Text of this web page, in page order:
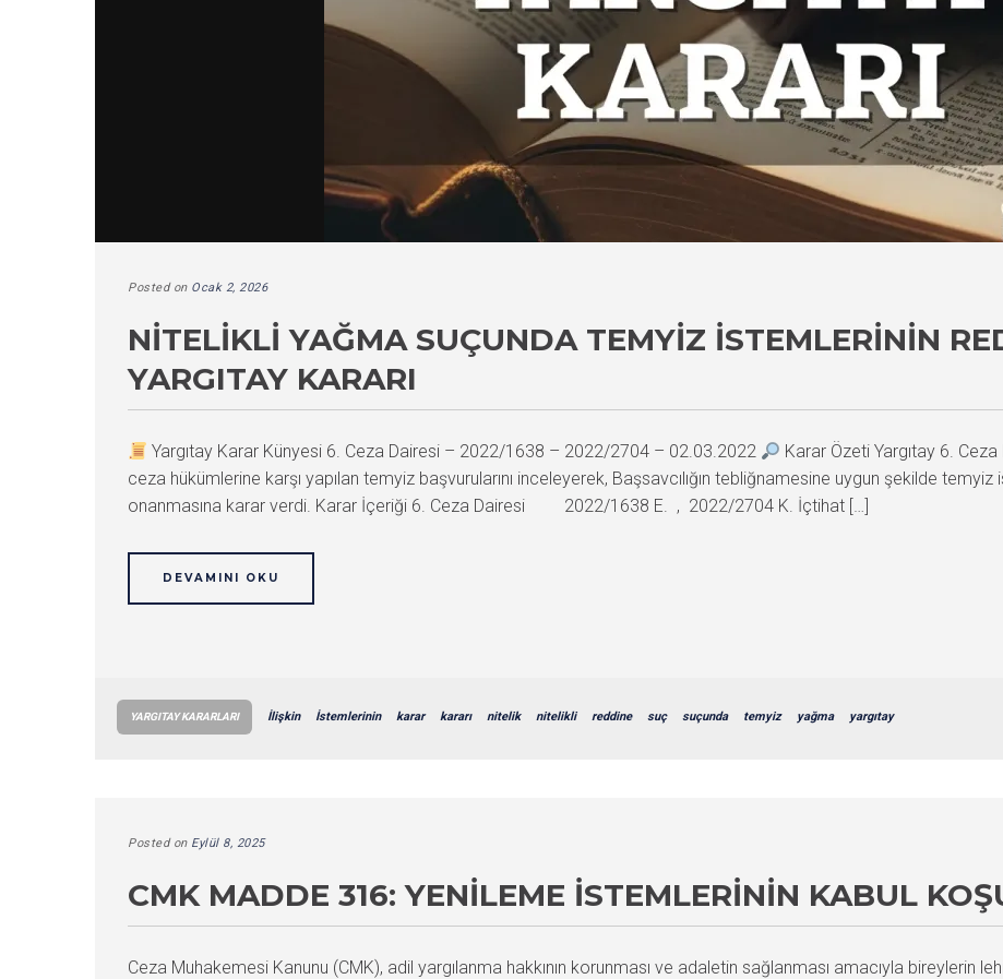
Posted on Ocak 2, 2026
NITELIKLI YAĞMA SUÇUNDA TEMYIZ İSTEMLERININ
YARGITAY KARARI
Yargıtay Karar Künyesi 6. Ceza Dairesi – 2022/1638 – 2022/2704 – 02.03.2022
Karar Özeti Yargıtay 6.
ceza hükümlerine karşı yapılan temyiz başvurularını inceleyerek, Başsavcılığın tebliğnamesine uygun şekilde
onanmasına karar verdi. Karar İçeriği 6. Ceza Dairesi 2022/1638 E. , 2022/2704 K. İçtihat […]
DEVAMINI OKU
YARGITAY KARARLARI İlişkin İstemlerinin karar kararı nitelik nitelikli reddine suç suçunda temyiz yağma yargıtay
Posted on Eylül 8, 2025
CMK MADDE 316: YENILEME İSTEMLERININ KABUL
Ceza Muhakemesi Kanunu (CMK), adil yargılanma hakkının korunması ve adaletin sağlanması amacıyla bireylerin